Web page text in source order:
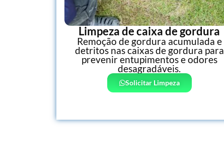
Limpeza de caixa de gordura
Remoção de gordura acumulada e
detritos nas caixas de gordura para
prevenir entupimentos e odores
desagradáveis.
Solicitar Limpeza